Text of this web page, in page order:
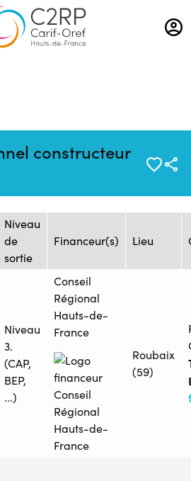
Aller
au
contenu
constructeur
Chêne AREP/UFA
Niveau
de
sortie
Financeur(s) Lieu
Niveau
3.
(CAP,
BEP,
...)
Conseil
Régional
Hauts-de-
France
Roubaix
(59)